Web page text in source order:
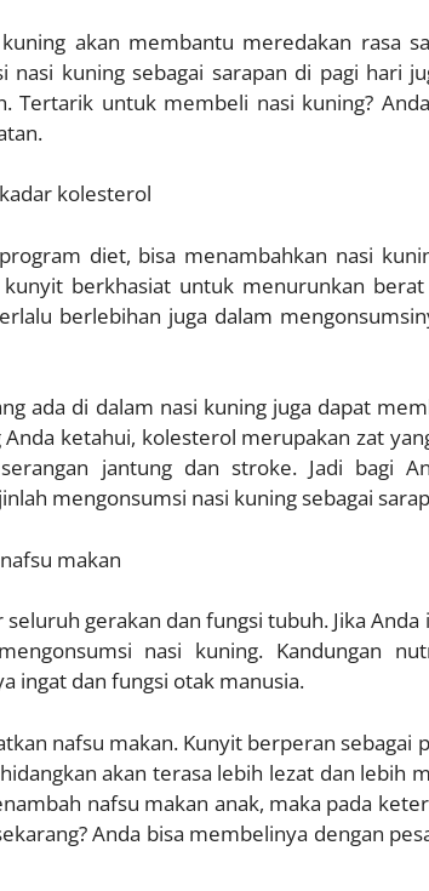
akan membantu meredakan rasa
kuning sebagai sarapan di pagi hari
Tertarik untuk membeli nasi kuning?
kolesterol
diet, bisa menambahkan nasi
berkhasiat untuk menurunkan
berlebihan juga dalam
ada di dalam nasi kuning juga dapat
ketahui, kolesterol merupakan zat
jantung dan stroke. Jadi bagi
mengonsumsi nasi kuning sebagai
makan
gerakan dan fungsi tubuh. Jika
nasi kuning. Kandungan
ingat dan fungsi otak manusia.
nafsu makan. Kunyit berperan sebagai
akan terasa lebih lezat dan lebih
nafsu makan anak, maka pada
Anda bisa membelinya dengan